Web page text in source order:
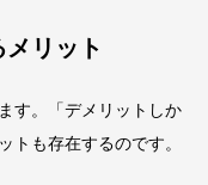
リット
す。「デメリットしか
トも存在するのです。